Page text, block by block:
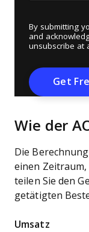
By submitting
and
unsubscribe at
Wie der
Die
einen
teilen Sie den
getätigten
Umsatz